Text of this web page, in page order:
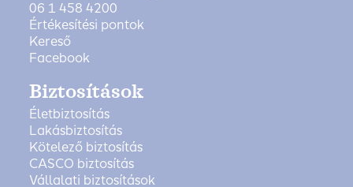
06 1 458 4200
Értékesítési pontok
Kereső
Facebook
Biztosítások
Életbiztosítás
Lakásbiztosítás
Kötelező biztosítás
CASCO biztosítás
Vállalati biztosítások